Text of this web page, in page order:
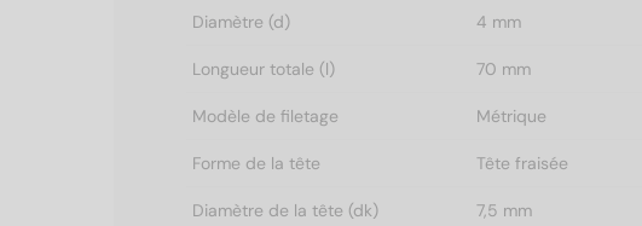
Diamètre (d) 4 mm
Longueur totale (l) 70 mm
Modèle de filetage Métrique
Forme de la tête Tête fraisée
Diamètre de la tête (dk) 7,5 mm